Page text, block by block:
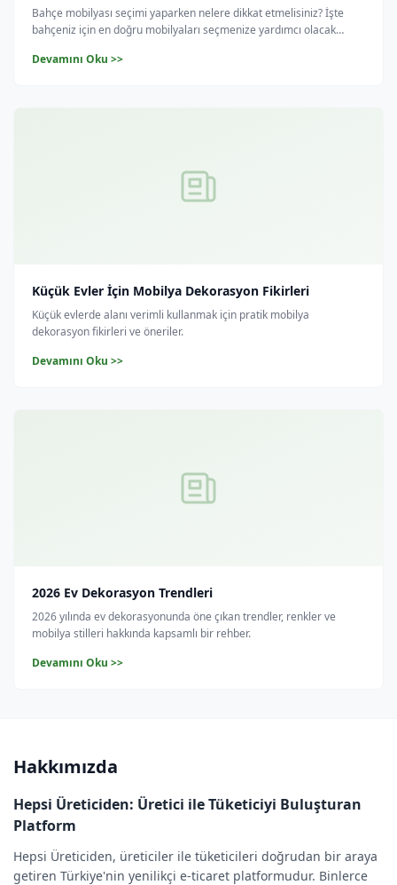
Bahçe mobilyası seçimi yaparken nelere dikkat etmelisiniz? İşte
bahçeniz için en doğru mobilyaları seçmenize yardımcı olacak
Devamını Oku >>
Küçük Evler İçin Mobilya Dekorasyon Fikirleri
Küçük evlerde alanı verimli kullanmak için pratik mobilya
dekorasyon fikirleri ve öneriler.
Devamını Oku >>
2026 Ev Dekorasyon Trendleri
2026 yılında ev dekorasyonunda öne çıkan trendler, renkler ve
mobilya stilleri hakkında kapsamlı bir rehber.
Devamını Oku >>
Hakkımızda
Hepsi Üreticiden: Üretici ile Tüketiciyi Buluşturan
Platform
Hepsi Üreticiden, üreticiler ile tüketicileri doğrudan bir araya
getiren Türkiye'nin yenilikçi e-ticaret platformudur. Binlerce